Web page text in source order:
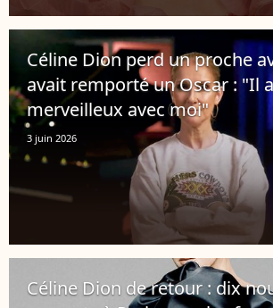
Céline Dion perd un proche
avait remporté un Oscar : "Il
merveilleux avec moi"
3 juin 2026
Céline Dion de retour : dix